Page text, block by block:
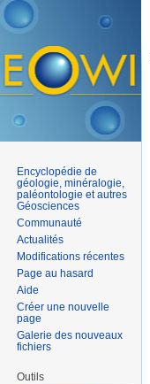
Encyclopédie de
géologie, minéralogie,
paléontologie et autres
Géosciences
Communauté
Actualités
Modifications récentes
Page au hasard
Aide
Créer une nouvelle
page
Galerie des nouveaux
fichiers
Outils